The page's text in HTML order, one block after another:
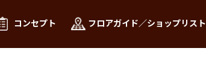
コンセプト フロアガイド／ショップリスト